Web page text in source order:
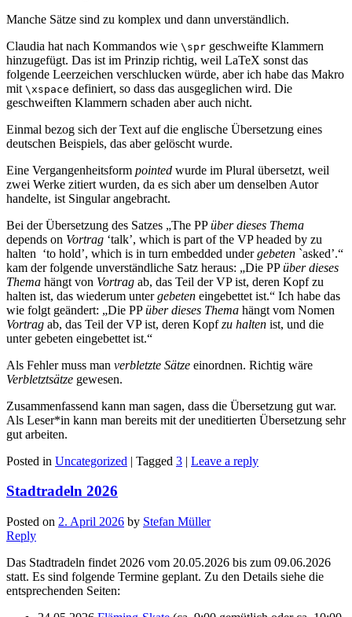
Manche Sätze sind zu komplex und dann unverständlich.
Claudia hat nach Kommandos wie \spr geschweifte Klammern
hinzugefügt. Das ist im Prinzip richtig, weil LaTeX sonst das
folgende Leerzeichen verschlucken würde, aber ich habe das Makro
mit \xspace definiert, so dass das ausgeglichen wird. Die
geschweiften Klammern schaden aber auch nicht.
Einmal bezog sich der Text auf die englische Übersetzung eines
deutschen Beispiels, das aber gelöscht wurde.
Eine Vergangenheitsform pointed wurde im Plural übersetzt, weil
zwei Werke zitiert wurden, da es sich aber um denselben Autor
handelte, ist Singular angebracht.
Bei der Übersetzung des Satzes „The PPüber dieses Thema
depends on Vortrag ‘talk’, which is part of the VP headed by zu
halten ‘to hold’, which is in turn embedded undergebeten `asked’.“
kam der folgende unverständliche Satz heraus: „Die PPüber dieses
Thema hängt von Vortrag ab, das Teil der VP ist, deren Kopf zu
halten ist, das wiederum untergebeten eingebettet ist.“ Ich habe das
wie folgt geändert: „Die PPüber dieses Thema hängt vom Nomen
Vortrag ab, das Teil der VP ist, deren Kopfzu halten ist, und die
unter gebeten eingebettet ist.“
Als Fehler muss man verbletzte Sätze einordnen. Richtig wäre
Verbletztsätze gewesen.
Zusammenfassend kann man sagen, dass die Übersetzung gut war.
Als Leser*in kann man bereits mit der uneditierten Übersetzung sehr
gut arbeiten.
Posted in Uncategorized | Tagged 3 | Leave a reply
Stadtradeln 2026
Posted on 2. April 2026 by Stefan Müller
Reply
Das Stadtradeln findet 2026 vom 20.05.2026 bis zum 09.06.2026
statt. Es sind folgende Termine geplant. Zu den Details siehe die
entsprechenden Seiten: